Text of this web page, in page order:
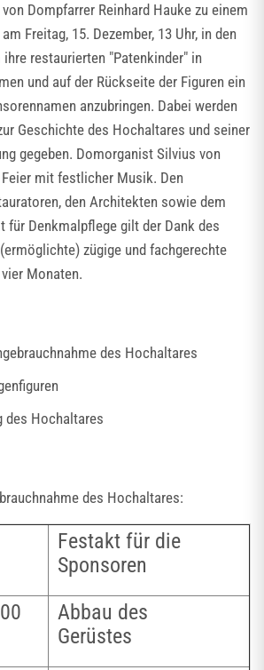
Dompfarrer Reinhard Hauke zu einem
Freitag, 15. Dezember, 13 Uhr, in den
restaurierten "Patenkinder" in
und auf der Rückseite der Figuren ein
anzubringen. Dabei werden
Geschichte des Hochaltares und seiner
gegeben. Domorganist Silvius von
mit festlicher Musik. Den
den Architekten sowie dem
für Denkmalpflege gilt der Dank des
zügige und fachgerechte
Monaten.
des Hochaltares
des Hochaltares
des Hochaltares:
Festakt für die
Sponsoren
Abbau des
Gerüstes